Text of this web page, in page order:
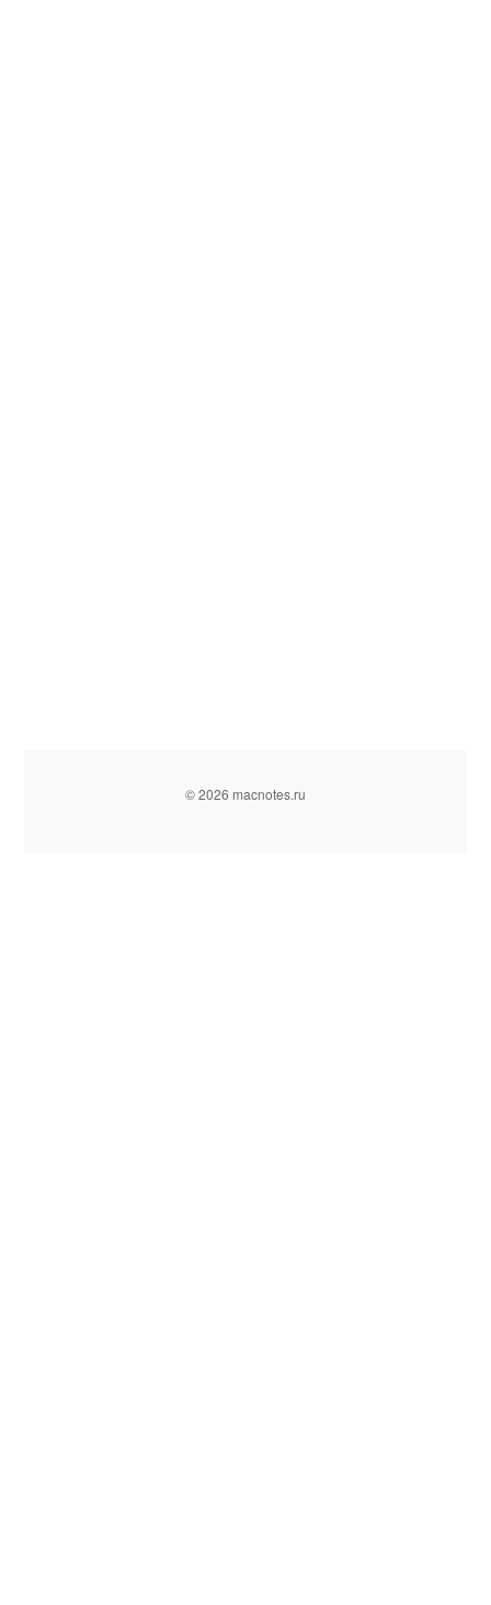
© 2026 macnotes.ru